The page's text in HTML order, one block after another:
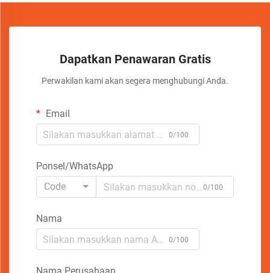
Dapatkan Penawaran Gratis
Perwakilan kami akan segera menghubungi Anda.
Email
0/100
Ponsel/WhatsApp
Code
0/100
Nama
0/100